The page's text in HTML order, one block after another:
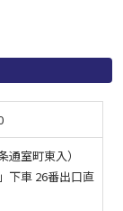
室町東入）
下車 26番出口直